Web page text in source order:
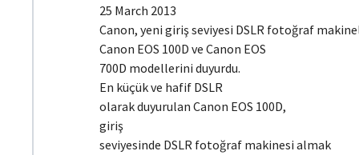
25 March 2013
Canon, yeni giriş seviyesi DSLR fotoğraf
Canon EOS 100D ve Canon EOS
700D modellerini duyurdu.
En küçük ve hafif DSLR
olarak duyurulan Canon EOS 100D,
giriş
seviyesinde DSLR fotoğraf makinesi almak